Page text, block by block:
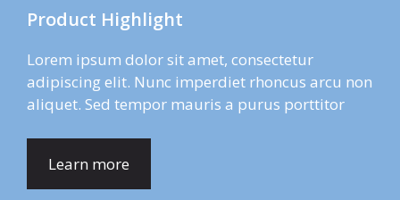
Product Highlight
Lorem ipsum dolor sit amet, consectetur
adipiscing elit. Nunc imperdiet rhoncus arcu non
aliquet. Sed tempor mauris a purus porttitor
Learn more